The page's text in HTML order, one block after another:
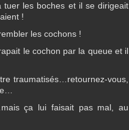
tuer les boches et il se dirigeait
!
les cochons !
le cochon par la queue et il
traumatisés…retournez-vous,
ça lui faisait pas mal, au